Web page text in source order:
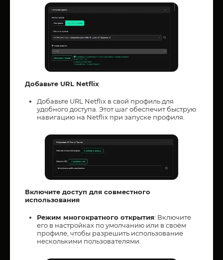
Добавьте URL Netflix
Добавьте URL Netflix в свой профиль для
удобного доступа. Этот шаг обеспечит быструю
навигацию на Netflix при запуске профиля.
Включите доступ для совместного
использования
Режим многократного открытия: Включите
его в настройках по умолчанию или в своём
профиле, чтобы разрешить использование
несколькими пользователями.